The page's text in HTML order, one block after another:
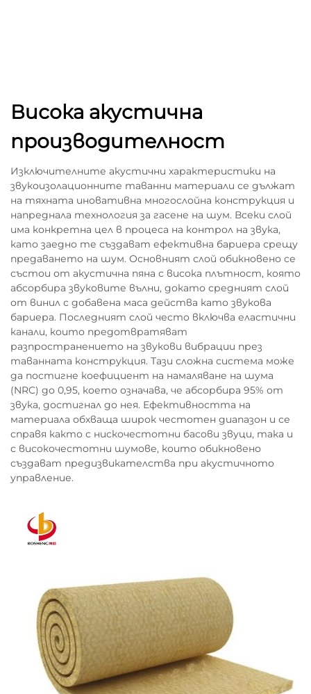
Висока акустична
производителност
Изключителните акустични характеристики на
звукоизолационните таванни материали се дължат
на тяхната иновативна многослойна конструкция и
напреднала технология за гасене на шум. Всеки слой
има конкретна цел в процеса на контрол на звука,
като заедно те създават ефективна бариера срещу
предаването на шум. Основният слой обикновено се
състои от акустична пяна с висока плътност, която
абсорбира звуковите вълни, докато средният слой
от винил с добавена маса действа като звукова
бариера. Последният слой често включва еластични
канали, които предотвратяват
разпространението на звукови вибрации през
таванната конструкция. Тази сложна система може
да постигне коефициент на намаляване на шума
(NRC) до 0,95, което означава, че абсорбира 95% от
звука, достигнал до нея. Ефективността на
материала обхваща широк честотен диапазон и се
справя както с нискочестотни басови звуци, така и
с високочестотни шумове, които обикновено
създават предизвикателства при акустичното
управление.